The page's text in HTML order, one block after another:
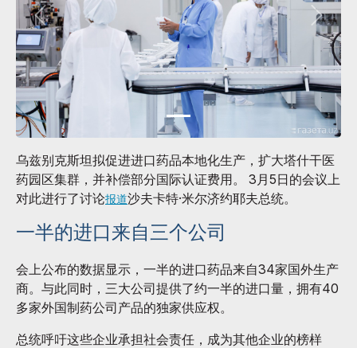
乌兹别克斯坦拟促进进口药品本地化生产，扩大塔什干医
药园区集群，并补偿部分国际认证费用。 3月5日的会议上
对此进行了讨论报道沙夫卡特·米尔济约耶夫总统。
一半的进口来自三个公司
会上公布的数据显示，一半的进口药品来自34家国外生产
商。与此同时，三大公司提供了约一半的进口量，拥有40
多家外国制药公司产品的独家供应权。
总统呼吁这些企业承担社会责任，成为其他企业的榜样